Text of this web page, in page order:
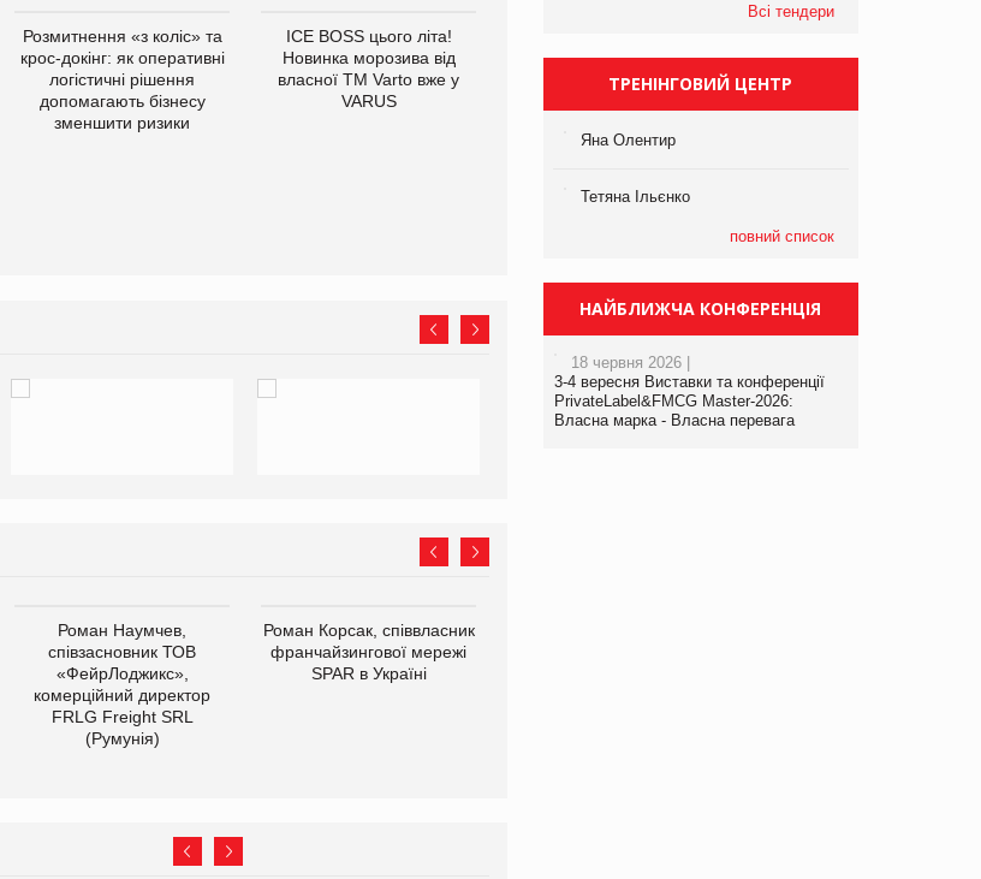
Розмитнення «з коліс» та
крос-докінг: як оперативні
логістичні рішення
допомагають бізнесу
зменшити ризики
ICE BOSS цього літа!
Новинка морозива від
власної ТМ Varto вже у
VARUS
кампанію «Хто б знав» про
асортимент, якого покупці
збиток у першому півріччі
Роман Наумчев,
співзасновник ТОВ
«ФейрЛоджикс»,
комерційний директор
FRLG Freight SRL
(Румунія)
Роман Корсак, співвласник
франчайзингової мережі
SPAR в Україні
Всі тендери
ТРЕНІНГОВИЙ ЦЕНТР
Яна Олентир
Тетяна Ільєнко
повний список
НАЙБЛИЖЧА КОНФЕРЕНЦІЯ
18 червня 2026 |
3-4 вересня Виставки та конференції
PrivateLabel&FMCG Master-2026:
Власна марка - Власна перевага